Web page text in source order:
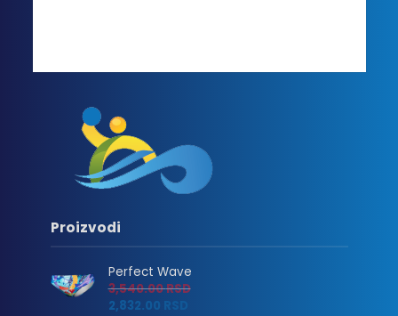
Proizvodi
Perfect Wave
3,540.00RSD
2,832.00 RSD